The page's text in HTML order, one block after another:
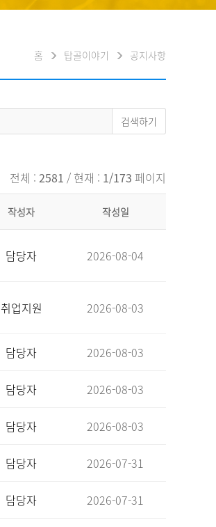
기관방문/시설대관
오시는길
채용
비.나이다 채용
홈 탑골이야기 공지사항
전체 : 2581 / 현재 : 1/173 페이지
작성자 작성일
담당자 2026-08-04
취업지원 2026-08-03
담당자 2026-08-03
담당자 2026-08-03
담당자 2026-08-03
담당자 2026-07-31
담당자 2026-07-31